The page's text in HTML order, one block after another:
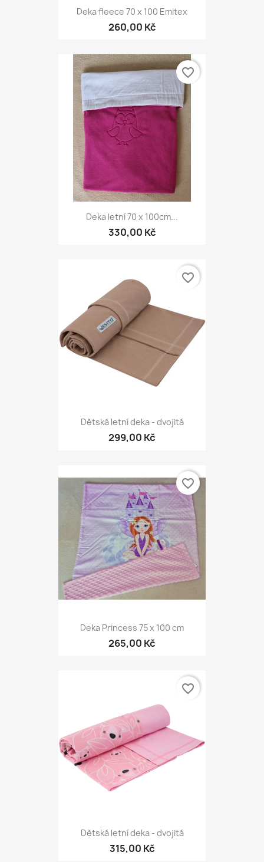
Deka fleece 70 x 100 Emitex
260,00 Kč
Deka letní 70 x 100cm...
330,00 Kč
favorite_border
Dětská letní deka - dvojitá
299,00 Kč
favorite_border
Deka Princess 75 x 100 cm
265,00 Kč
favorite_border
Dětská letní deka - dvojitá
315,00 Kč
favorite_border